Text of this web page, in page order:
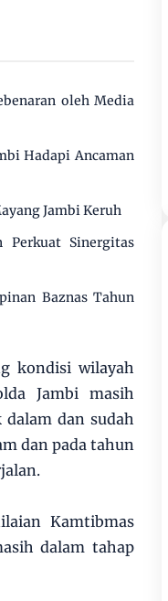
oleh Media
Hadapi Ancaman
Jambi Keruh
Sinergitas
Baznas Tahun
kondisi wilayah
Jambi masih
dan sudah
dan pada tahun
Kamtibmas
dalam tahap